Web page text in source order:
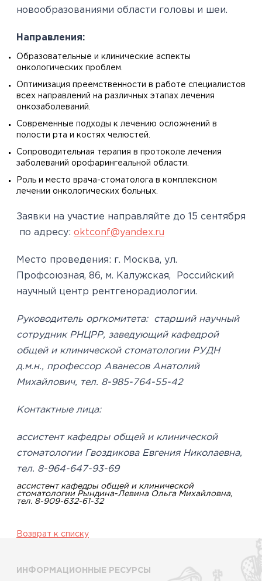
новообразованиями области головы и шеи.
Направления:
Образовательные и клинические аспекты
онкологических проблем.
Оптимизация преемственности в работе специалистов
всех направлений на различных этапах лечения
онкозаболеваний.
Современные подходы к лечению осложнений в
полости рта и костях челюстей.
Сопроводительная терапия в протоколе лечения
заболеваний орофарингеальной области.
Роль и место врача-стоматолога в комплексном
лечении онкологических больных.
Заявки на участие направляйте до 15 сентября
по адресу: oktconf@yandex.ru
Место проведения: г. Москва, ул.
Профсоюзная, 86, м. Калужская, Российский
научный центр рентгенорадиологии.
Руководитель оргкомитета: старший научный
сотрудник РНЦРР, заведующий кафедрой
общей и клинической стоматологии РУДН
д.м.н., профессор Аванесов Анатолий
Михайлович, тел. 8-985-764-55-42
Контактные лица:
ассистент кафедры общей и клинической
стоматологии Гвоздикова Евгения Николаевна,
тел. 8-964-647-93-69
ассистент кафедры общей и клинической
стоматологии Рындина-Левина Ольга Михайловна,
тел. 8-909-632-61-32
Возврат к списку
ИНФОРМАЦИОННЫЕ РЕСУРСЫ